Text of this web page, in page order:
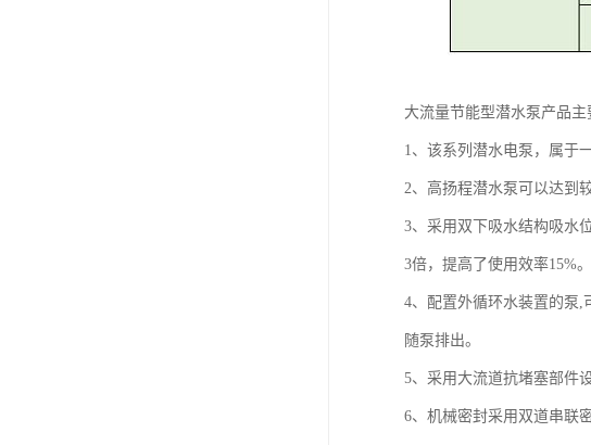
大流量节能型潜水泵产品主
1、该系列潜水电泵，属于
2、高扬程潜水泵可以达到
3、采用双下吸水结构吸水
3倍，提高了使用效率15%。
4、配置外循环水装置的泵,
随泵排出。
5、采用大流道抗堵塞部件
6、机械密封采用双道串联